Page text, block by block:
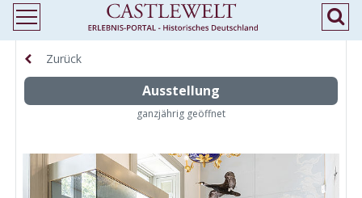
Zurück
Ausstellung
ganzjährig geöffnet